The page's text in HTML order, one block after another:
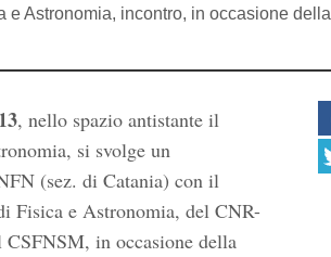
Astronomia, incontro, in occasione della
, nello spazio antistante il
si svolge un
(sez. di Catania) con il
Fisica e Astronomia, del CNR-
in occasione della